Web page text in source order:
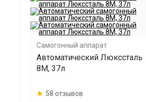
Самогонный аппарат
Автоматический Люкссталь
8М, 37л
58 отзывов